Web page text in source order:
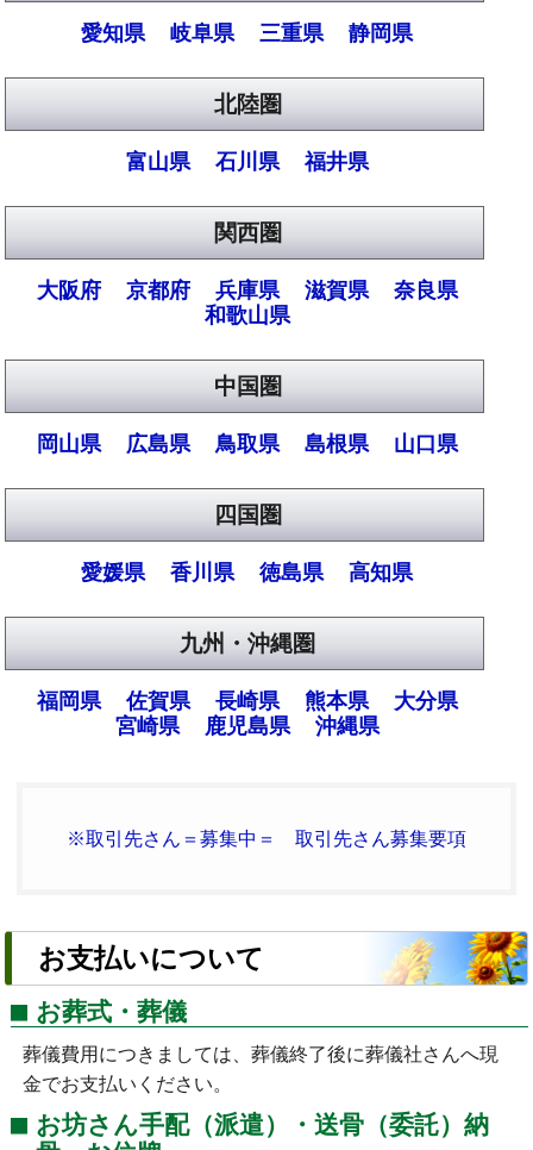
愛知県 岐阜県 三重県 静岡県
北陸圏
富山県 石川県 福井県
関西圏
大阪府 京都府 兵庫県 滋賀県
奈良県
和歌山県
中国圏
岡山県 広島県 鳥取県 島根県 山口県
四国圏
愛媛県 香川県 徳島県 高知県
九州・沖縄圏
福岡県 佐賀県 長崎県 熊本県
大分県
宮崎県
鹿児島県 沖縄県
※取引先さん＝募集中＝ 取引先さん募集要項
お支払いについて
お葬式・葬儀
葬儀費用につきましては、葬儀終了後に葬儀社さんへ現
金でお支払いください。
お坊さん手配（派遣）・送骨（委託）納